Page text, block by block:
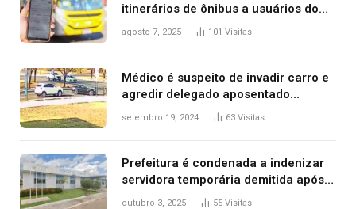
itinerários de ônibus a usuários do
transporte público de Palmas; confira
agosto 7, 2025 101 Visitas
Médico é suspeito de invadir carro e
agredir delegado aposentado
durante confusão no trânsito
setembro 19, 2024 63 Visitas
Prefeitura é condenada a indenizar
servidora temporária demitida após
nascimento da filha
outubro 3, 2025 55 Visitas